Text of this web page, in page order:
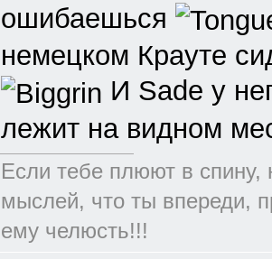
ошибаешься
немецком Крауте
И Sade у
лежит на видном
Если тебе плюют в
мыслей, что ты впереди,
ему челюсть!!!